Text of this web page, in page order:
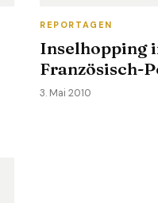
REPORTAGEN
Inselhopping
Französisch-
3. Mai 2010